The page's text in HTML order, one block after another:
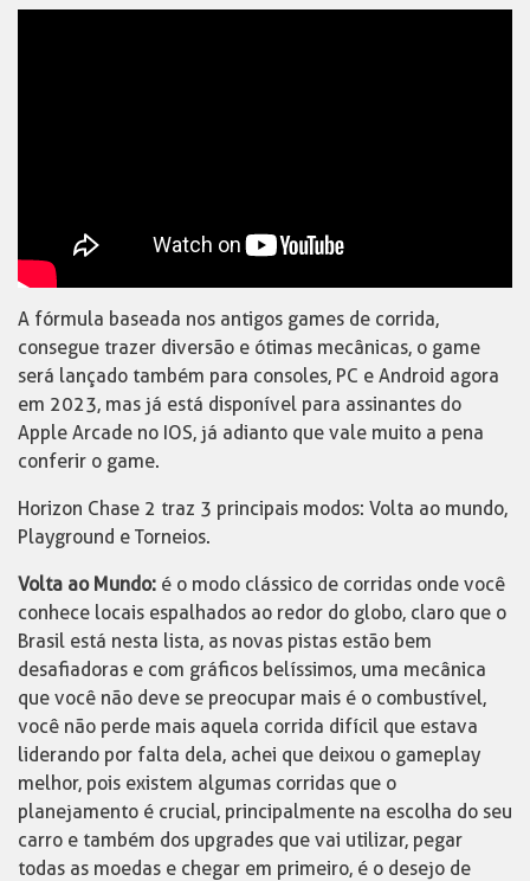
A fórmula baseada nos antigos games de corrida,
consegue trazer diversão e ótimas mecânicas, o game
será lançado também para consoles, PC e Android agora
em 2023, mas já está disponível para assinantes do
Apple Arcade no IOS, já adianto que vale muito a pena
conferir o game.
Horizon Chase 2 traz 3 principais modos: Volta ao mundo,
Playground e Torneios.
Volta ao Mundo: é o modo clássico de corridas onde você
conhece locais espalhados ao redor do globo, claro que o
Brasil está nesta lista, as novas pistas estão bem
desafiadoras e com gráficos belíssimos, uma mecânica
que você não deve se preocupar mais é o combustível,
você não perde mais aquela corrida difícil que estava
liderando por falta dela, achei que deixou o gameplay
melhor, pois existem algumas corridas que o
planejamento é crucial, principalmente na escolha do seu
carro e também dos upgrades que vai utilizar, pegar
todas as moedas e chegar em primeiro, é o desejo de